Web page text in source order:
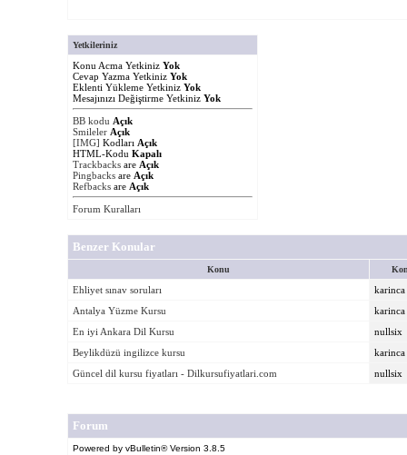
Yetkileriniz
Konu Acma Yetkiniz Yok
Cevap Yazma Yetkiniz Yok
Eklenti Yükleme Yetkiniz Yok
Mesajınızı Değiştirme Yetkiniz Yok
BB kodu Açık
Smileler Açık
[IMG] Kodları Açık
HTML-Kodu Kapalı
Trackbacks are Açık
Pingbacks are Açık
Refbacks are Açık
Forum Kuralları
Benzer Konular
Konu
Ehliyet sınav soruları
karinca
Antalya Yüzme Kursu
karinca
En iyi Ankara Dil Kursu
nullsix
Beylikdüzü ingilizce kursu
karinca
Güncel dil kursu fiyatları - Dilkursufiyatlari.com
nullsix
Forum
Powered by vBulletin® Version 3.8.5